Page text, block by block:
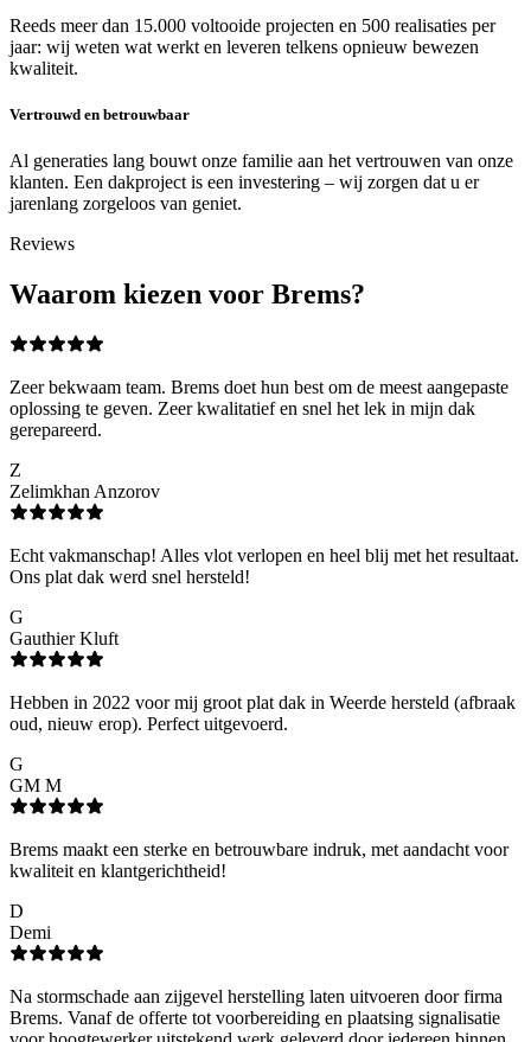
Reeds meer dan 15.000 voltooide projecten en 500 realisaties per
jaar: wij weten wat werkt en leveren telkens opnieuw bewezen
kwaliteit.
Vertrouwd en betrouwbaar
Al generaties lang bouwt onze familie aan het vertrouwen van onze
klanten. Een dakproject is een investering – wij zorgen dat u er
jarenlang zorgeloos van geniet.
Reviews
Waarom kiezen voor Brems?
Zeer bekwaam team. Brems doet hun best om de meest aangepaste
oplossing te geven. Zeer kwalitatief en snel het lek in mijn dak
gerepareerd.
Z
Zelimkhan Anzorov
Echt vakmanschap! Alles vlot verlopen en heel blij met het resultaat.
Ons plat dak werd snel hersteld!
G
Gauthier Kluft
Hebben in 2022 voor mij groot plat dak in Weerde hersteld (afbraak
oud, nieuw erop). Perfect uitgevoerd.
G
GM M
Brems maakt een sterke en betrouwbare indruk, met aandacht voor
kwaliteit en klantgerichtheid!
D
Demi
Na stormschade aan zijgevel herstelling laten uitvoeren door firma
Brems. Vanaf de offerte tot voorbereiding en plaatsing signalisatie